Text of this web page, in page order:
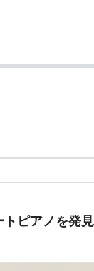
トピアノを発